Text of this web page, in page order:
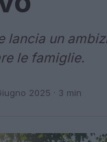
lancia un
le famiglie.
2025 · 3 min